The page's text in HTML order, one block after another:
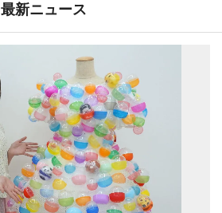
最新ニュース